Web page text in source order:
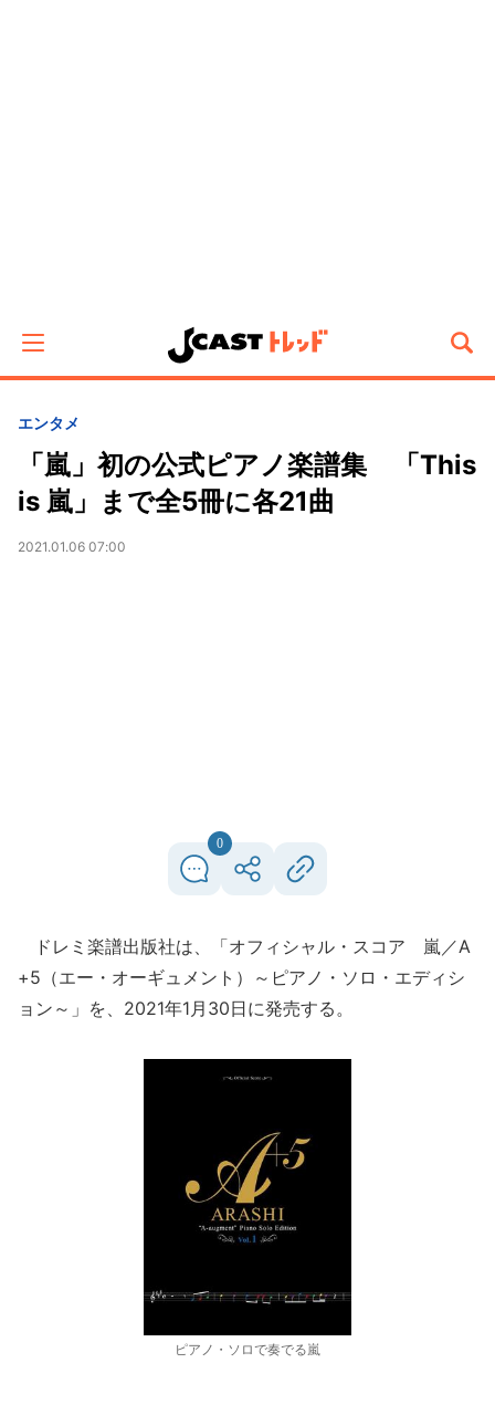
エンタメ
「嵐」初の公式ピアノ楽譜集 「This
is 嵐」まで全5冊に各21曲
2021.01.06 07:00
0
ドレミ楽譜出版社は、「オフィシャル・スコア 嵐／A
+5（エー・オーギュメント）～ピアノ・ソロ・エディシ
ョン～」を、2021年1月30日に発売する。
ピアノ・ソロで奏でる嵐